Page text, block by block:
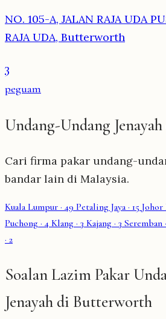
NO. 105-A, JALAN RAJA UDA
RAJA UDA, Butterworth
3
peguam
Undang-Undang
Cari firma pakar undang-
bandar lain di Malaysia.
Kuala Lumpur · 49 Petaling Jaya· 15 Johor
Puchong · 4 Klang · 3 Kajang · 3 Seremban
· 2
Soalan Lazim Pakar
Jenayah di Butterworth